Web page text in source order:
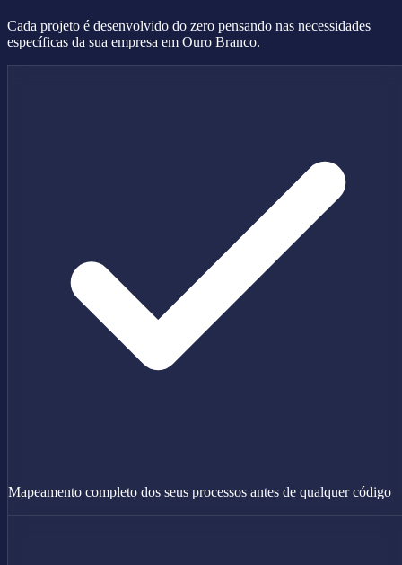
Cada projeto é desenvolvido do zero pensando nas necessidades
específicas da sua empresa em Ouro Branco.
Mapeamento completo dos seus processos antes de qualquer código